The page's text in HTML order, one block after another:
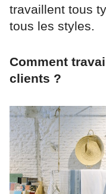
travaillent tous
tous les styles.
Comment
clients ?